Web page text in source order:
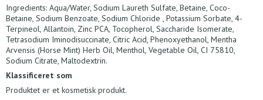
Ingredients: Aqua/Water, Sodium Laureth Sulfate, Betaine, Coco-
Betaine, Sodium Benzoate, Sodium Chloride , Potassium Sorbate, 4-
Terpineol, Allantoin, Zinc PCA, Tocopherol, Saccharide Isomerate,
Tetrasodium Iminodisuccinate, Citric Acid, Phenoxyethanol, Mentha
Arvensis (Horse Mint) Herb Oil, Menthol, Vegetable Oil, CI 75810,
Sodium Citrate, Maltodextrin.
Klassificeret som
Produktet er et kosmetisk produkt.